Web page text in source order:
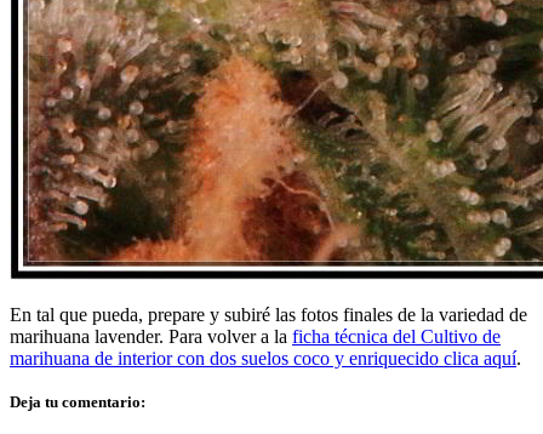
En tal que pueda, prepare y subiré las fotos finales de la variedad de
marihuana lavender. Para volver a la ficha técnica del Cultivo de
marihuana de interior con dos suelos coco y enriquecido clica aquí.
Deja tu comentario: